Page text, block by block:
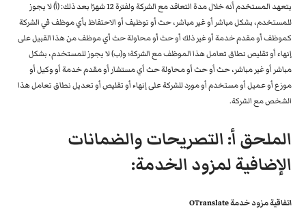
يتعهد المستخدم أنه خلال مدة التعاقد مع الشركة ولفترة 12 شهرًا بعد ذلك: (أ) لا يجوز
للمستخدم، بشكل مباشر أو غير مباشر، حث أو توظيف أو الاحتفاظ بأي موظف في الشركة
كموظف أو مقدم خدمة أو غير ذلك أو حث أو محاولة حث أي موظف من هذا القبيل على
إنهاء أو تقليص نطاق تعامل هذا الموظف مع الشركة؛ و(ب) لا يجوز للمستخدم، بشكل
مباشر أو غير مباشر، حث أو حث أو محاولة حث أي مستشار أو مقدم خدمة أو وكيل أو
موزع أو عميل أو مستخدم أو مورد للشركة على إنهاء أو تقليص أو تعديل نطاق تعامل هذا
الشخص مع الشركة.
الملحق أ: التصريحات والضمانات
الإضافية لمزود الخدمة:
اتفاقية مزود خدمة OTranslate